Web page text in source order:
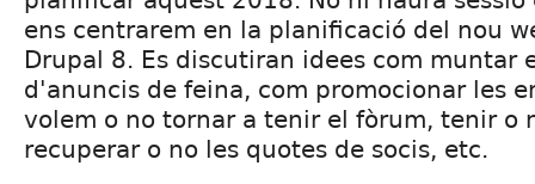
ens centrarem en la planificació del nou
Drupal 8. Es discutiran idees com muntar
d'anuncis de feina, com promocionar les
volem o no tornar a tenir el fòrum, tenir o
recuperar o no les quotes de socis, etc.